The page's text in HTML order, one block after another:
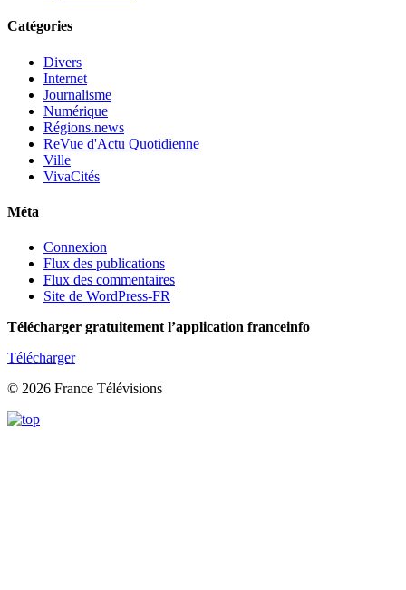
Catégories
Divers
Internet
Journalisme
Numérique
Régions.news
ReVue d'Actu Quotidienne
Ville
VivaCités
Méta
Connexion
Flux des publications
Flux des commentaires
Site de WordPress-FR
Télécharger gratuitement l’application franceinfo
Télécharger
© 2026 France Télévisions